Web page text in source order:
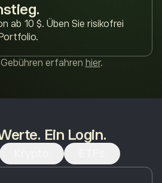
ab 10 $. Üben Sie risikofrei
erfahren hier.
Ein Login.